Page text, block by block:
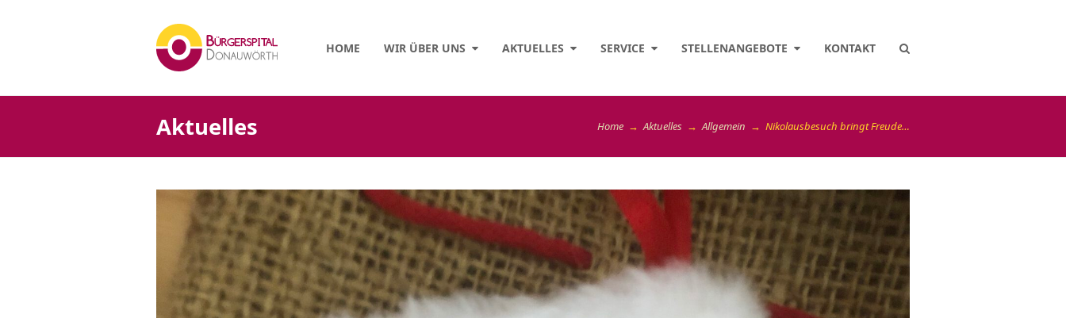
HOME WIR ÜBER UNS AKTUELLES SERVICE STELLENANGEBOTE KONTAKT
Aktuelles Home → Aktuelles → Allgemein → Nikolausbesuch bringt Freude…